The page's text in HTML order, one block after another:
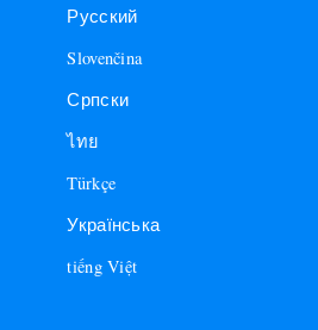
Русский
Slovenčina
Српски
ไทย
Türkçe
Українська
tiếng Việt